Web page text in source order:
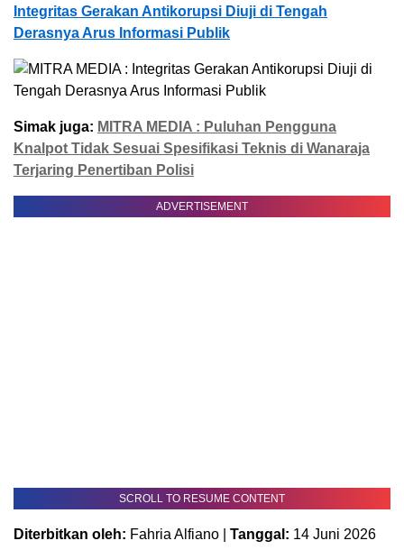
Integritas Gerakan Antikorupsi Diuji di Tengah
Derasnya Arus Informasi Publik
Simak juga: MITRA MEDIA : Puluhan Pengguna
Knalpot Tidak Sesuai Spesifikasi Teknis di Wanaraja
Terjaring Penertiban Polisi
ADVERTISEMENT
SCROLL TO RESUME CONTENT
Diterbitkan oleh: Fahria Alfiano | Tanggal: 14 Juni 2026